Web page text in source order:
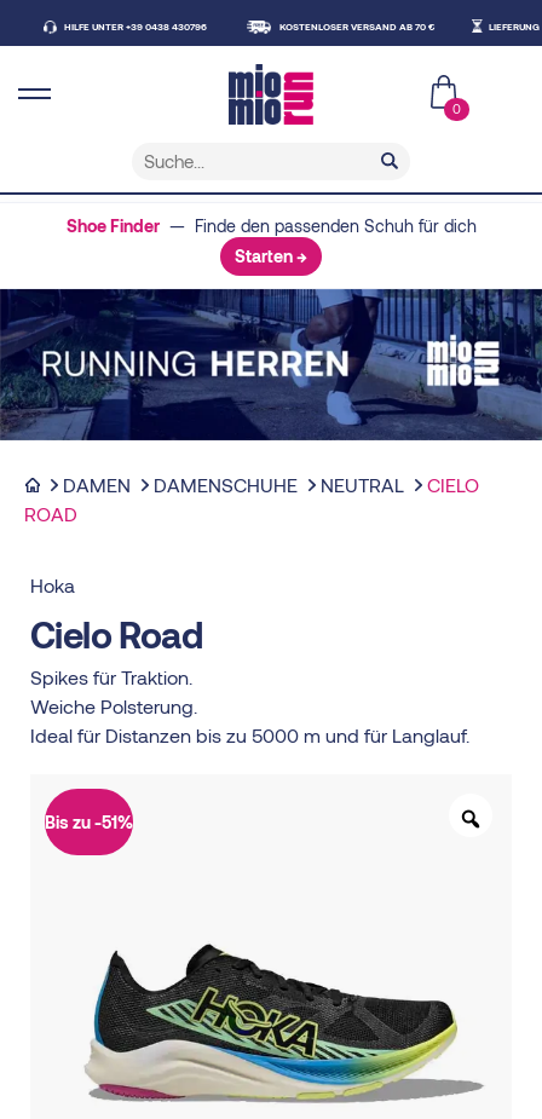
HILFE UNTER +39 0438 430796 KOSTENLOSER VERSAND AB 70 € LIEFERUNG
0
Shoe Finder— Finde den passenden Schuh für dich
Starten →
DAMEN DAMENSCHUHE NEUTRAL
CIELO
ROAD
Hoka
Cielo Road
Spikes für Traktion.
Weiche Polsterung.
Ideal für Distanzen bis zu 5000 m und für Langlauf.
Bis zu -51%